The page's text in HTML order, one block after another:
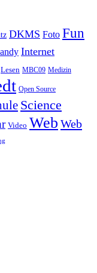
DKMS Foto Fun
Internet
Lesen MBC09 Medizin
Open Source
Science
Video Web Web